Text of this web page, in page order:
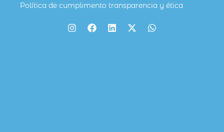
Política de cumplimento transparencia y ética